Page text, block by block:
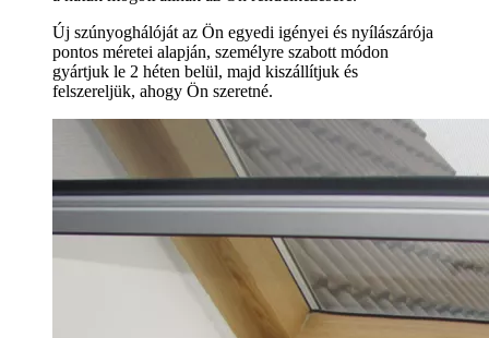
Új szúnyoghálóját az Ön egyedi igényei és nyílászárója
pontos méretei alapján, személyre szabott módon
gyártjuk le 2 héten belül, majd kiszállítjuk és
felszereljük, ahogy Ön szeretné.